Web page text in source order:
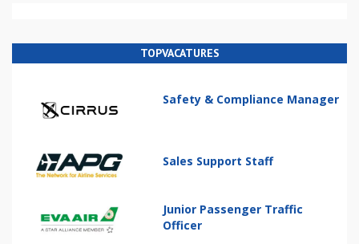
TOPVACATURES
Safety & Compliance Manager
Sales Support Staff
Junior Passenger Traffic
Officer